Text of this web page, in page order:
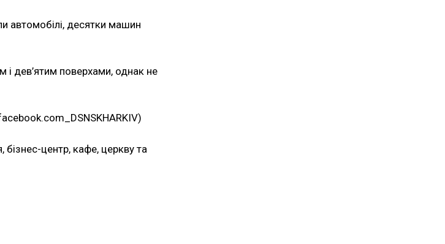
автомобілі, десятки машин
дев’ятим поверхами, однак не
центр, кафе, церкву та